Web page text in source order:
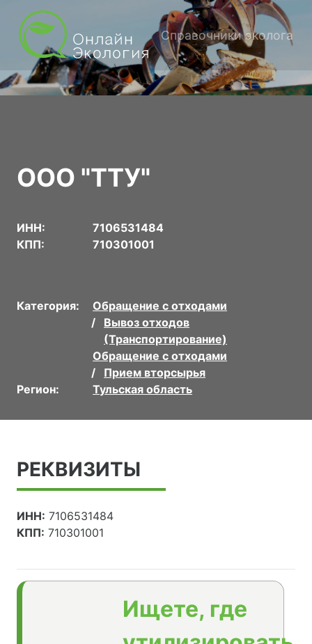
Справочники эколога
ООО "ТТУ"
ИНН:
7106531484
КПП:
710301001
Категория:
Обращение с отходами
Вывоз отходов
(Транспортирование)
Обращение с отходами
Прием вторсырья
Регион:
Тульская область
РЕКВИЗИТЫ
ИНН: 7106531484
КПП: 710301001
Ищете, где